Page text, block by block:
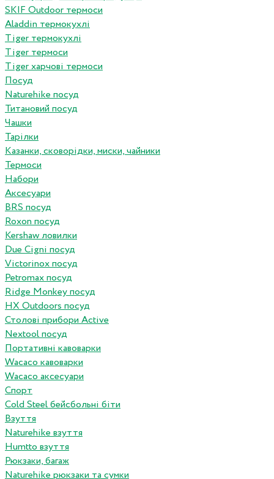
SKIF Outdoor термоси
Aladdin термокухлі
Tiger термокухлі
Tiger термоси
Tiger харчові термоси
Посуд
Naturehike посуд
Титановий посуд
Чашки
Тарілки
Казанки, сковорідки, миски, чайники
Термоси
Набори
Аксесуари
BRS посуд
Roxon посуд
Kershaw ловилки
Due Cigni посуд
Victorinox посуд
Petromax посуд
Ridge Monkey посуд
HX Outdoors посуд
Столові прибори Active
Nextool посуд
Портативні кавоварки
Wacaco кавоварки
Wacaco аксесуари
Спорт
Cold Steel бейсбольні біти
Взуття
Naturehike взуття
Humtto взуття
Рюкзаки, багаж
Naturehike рюкзаки та сумки